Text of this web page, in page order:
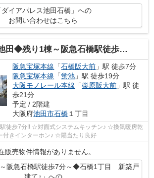
ダイアパレス池田石橋」への
お問い合わせはこちら
◆残り1棟～阪急石橋駅徒歩7分～◆石橋1丁目 新築戸建て♪
阪急宝塚本線 「石橋阪大前 」駅 徒歩7分
阪急宝塚本線 「蛍池 」駅 徒歩19分
大阪モノレール本線 「柴原阪大前 」駅 徒
歩21分
予定 / 2階建
大阪府池田市石橋１丁目
徒歩7分‼ ☆対面式システムキッチン♪ ☆換気暖房乾
きインターホン♪ ☆陽当たり良好
販売物件情報がありません。
阪急石橋駅徒歩7分～◆石橋1丁目 新築戸